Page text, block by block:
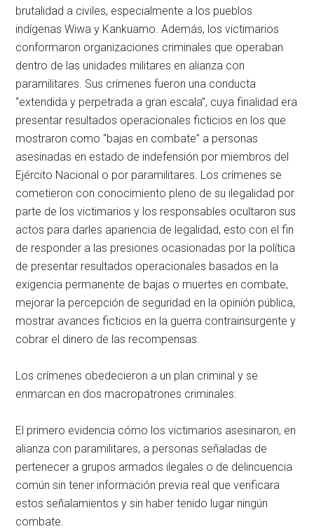
brutalidad a civiles, especialmente a los pueblos
indígenas Wiwa y Kankuamo. Además, los victimarios
conformaron organizaciones criminales que operaban
dentro de las unidades militares en alianza con
paramilitares. Sus crímenes fueron una conducta
“extendida y perpetrada a gran escala”, cuya finalidad era
presentar resultados operacionales ficticios en los que
mostraron como “bajas en combate” a personas
asesinadas en estado de indefensión por miembros del
Ejército Nacional o por paramilitares. Los crímenes se
cometieron con conocimiento pleno de su ilegalidad por
parte de los victimarios y los responsables ocultaron sus
actos para darles apariencia de legalidad, esto con el fin
de responder a las presiones ocasionadas por la política
de presentar resultados operacionales basados en la
exigencia permanente de bajas o muertes en combate,
mejorar la percepción de seguridad en la opinión pública,
mostrar avances ficticios en la guerra contrainsurgente y
cobrar el dinero de las recompensas.
Los crímenes obedecieron a un plan criminal y se
enmarcan en dos macropatrones criminales:
El primero evidencia cómo los victimarios asesinaron, en
alianza con paramilitares, a personas señaladas de
pertenecer a grupos armados ilegales o de delincuencia
común sin tener información previa real que verificara
estos señalamientos y sin haber tenido lugar ningún
combate.